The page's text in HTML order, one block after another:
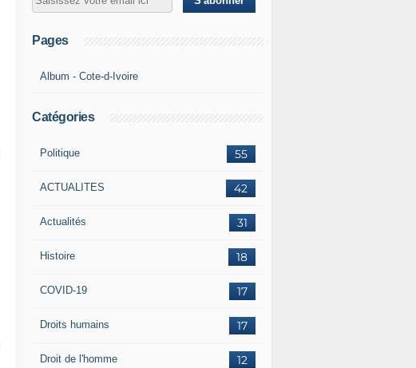
Pages
Album - Cote-d-Ivoire
Catégories
55
Politique
42
ACTUALITES
31
Actualités
18
Histoire
17
COVID-19
17
Droits humains
12
Droit de l'homme